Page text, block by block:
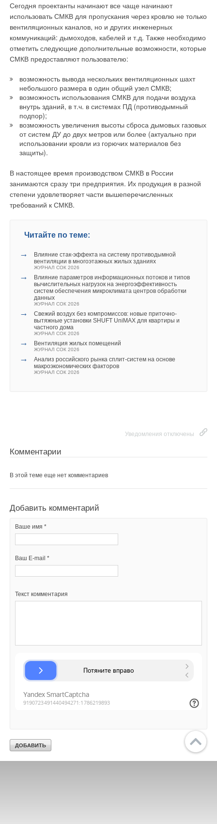
Сегодня проектанты начинают все чаще начинают
использовать СМКВ для пропускания через кровлю не только
вентиляционных каналов, но и других инженерных
коммуникаций: дымоходов, кабелей и т.д. Также необходимо
отметить следующие дополнительные возможности, которые
СМКВ предоставляют пользователю:
возможность вывода нескольких вентиляционных шахт
небольшого размера в один общий узел СМКВ;
возможность использования СМКВ для подачи воздуха
внутрь зданий, в т.ч. в системах ПД (противодымный
подпор);
возможность увеличения высоты сброса дымовых газовых
от систем ДУ до двух метров или более (актуально при
использовании кровли из горючих материалов без
защиты).
В настоящее время производством СМКВ в России
занимаются сразу три предприятия. Их продукция в разной
степени удовлетворяет части вышеперечисленных
требований к СМКВ.
Читайте по теме:
→
Влияние стак‑эффекта на систему противодымной
вентиляции в многоэтажных жилых зданиях
ЖУРНАЛ СОК 2026
→
Влияние параметров информационных потоков и типов
вычислительных нагрузок на энергоэффективность
систем обеспечения микроклимата центров обработки
данных
ЖУРНАЛ СОК 2026
→
Свежий воздух без компромиссов: новые приточно-
вытяжные установки SHUFT UniMAX для квартиры и
частного дома
ЖУРНАЛ СОК 2026
→ Вентиляция жилых помещений
ЖУРНАЛ СОК 2026
→
Анализ российского рынка сплит-систем на основе
макроэкономических факторов
ЖУРНАЛ СОК 2026
Уведомления отключены
Комментарии
В этой теме еще нет комментариев
Добавить комментарий
Ваше имя *
Ваш E-mail *
Текст комментария